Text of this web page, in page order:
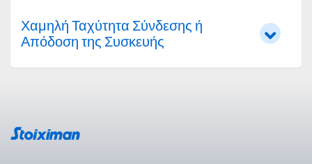
Χαμηλή Ταχύτητα Σύνδεσης ή
Απόδοση της Συσκευής